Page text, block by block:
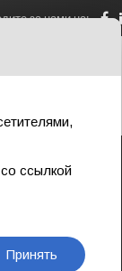
за нами на:
КОНТАКТЫ
ссылкой
Принять